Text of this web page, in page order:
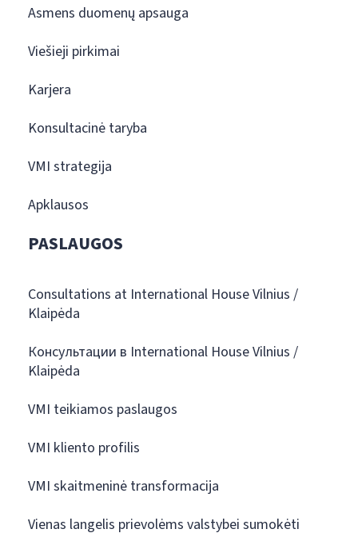
Asmens duomenų apsauga
Viešieji pirkimai
Karjera
Konsultacinė taryba
VMI strategija
Apklausos
PASLAUGOS
Consultations at International House Vilnius /
Klaipėda
Консультации в International House Vilnius /
Klaipėda
VMI teikiamos paslaugos
VMI kliento profilis
VMI skaitmeninė transformacija
Vienas langelis prievolėms valstybei sumokėti